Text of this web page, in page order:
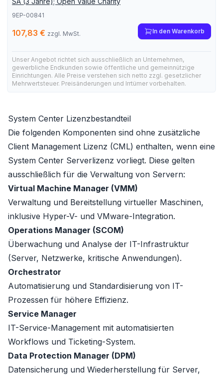
9EP-00841
107,83 € zzgl. MwSt. In den Warenkorb
Unser Angebot richtet sich ausschließlich an Unternehmen,
gewerbliche Endkunden sowie öffentliche und gemeinnützige
Einrichtungen. Alle Preise verstehen sich netto zzgl. gesetzlicher
Mehrwertsteuer. Preisänderungen und Irrtümer vorbehalten.
System Center Lizenzbestandteil
Die folgenden Komponenten sind ohne zusätzliche
Client Management Lizenz (CML) enthalten, wenn eine
System Center Serverlizenz vorliegt. Diese gelten
ausschließlich für die Verwaltung von Servern:
Virtual Machine Manager (VMM)
Verwaltung und Bereitstellung virtueller Maschinen,
inklusive Hyper-V- und VMware-Integration.
Operations Manager (SCOM)
Überwachung und Analyse der IT-Infrastruktur
(Server, Netzwerke, kritische Anwendungen).
Orchestrator
Automatisierung und Standardisierung von IT-
Prozessen für höhere Effizienz.
Service Manager
IT-Service-Management mit automatisierten
Workflows und Ticketing-System.
Data Protection Manager (DPM)
Datensicherung und Wiederherstellung für Server,